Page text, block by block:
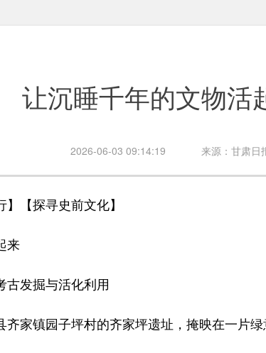
让沉睡千年的文物活
2026-06-03 09:14:19 来源：甘肃日
探寻史前文化】
来
掘与活化利用
镇园子坪村的齐家坪遗址，掩映在一片绿